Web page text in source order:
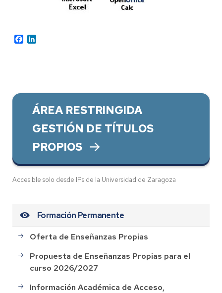
Facebook
ÁREA RESTRINGIDA
GESTIÓN DE TÍTULOS
PROPIOS
Accesible solo desde IPs de la Universidad de Zaragoza
Formación Permanente
Oferta de Enseñanzas Propias
Propuesta de Enseñanzas Propias para el
curso 2026/2027
Información Académica de Acceso,